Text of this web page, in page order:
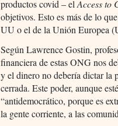
productos covid – elAccessto
objetivos. Esto es más de lo
UU o el de la Unión Europea
Según Lawrence Gostin,
financiera de estas ONG nos
y el dinero no debería dictar la
cerrada. Este poder, aunque
“antidemocrático, porque es
la gente corriente, a las